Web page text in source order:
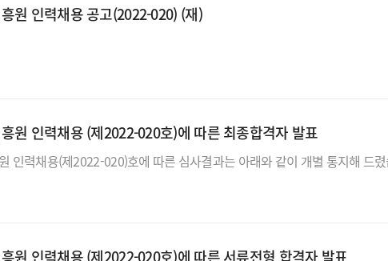
원 인력채용 공고(2022-020) (재)
원 인력채용 (제2022-020호)에 따른 최종합격자 발표
원 인력채용 (제2022-020호)에 따른 서류전형 합격자 발표